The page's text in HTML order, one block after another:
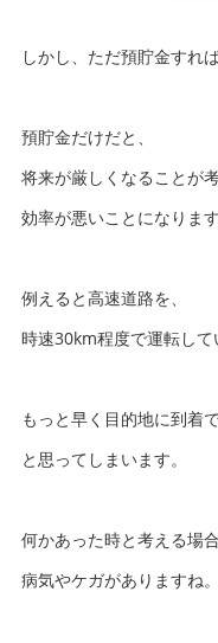
しかし、ただ預貯金すれ
預貯金だけだと、
将来が厳しくなることが
効率が悪いことになります
例えると高速道路を、
時速30km程度で運転して
もっと早く目的地に到着
と思ってしまいます。
何かあった時と考える場合
病気やケガがありますね。